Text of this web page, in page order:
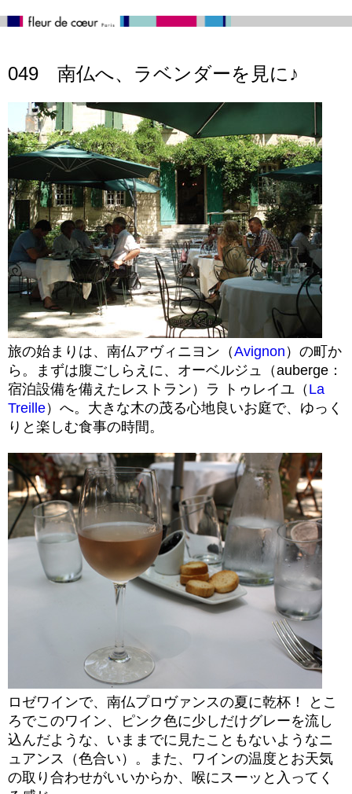
049 南仏へ、ラベンダーを見に♪
旅の始まりは、南仏アヴィニヨン（Avignon ）の町か
ら。まずは腹ごしらえに、オーベルジュ（auberge：
宿泊設備を備えたレストラン）ラ トゥレイユ（ La
Treille）へ。大きな木の茂る心地良いお庭で、ゆっく
りと楽しむ食事の時間。
ロゼワインで、南仏プロヴァンスの夏に乾杯！ とこ
ろでこのワイン、ピンク色に少しだけグレーを流し
込んだような、いままでに見たこともないようなニ
ュアンス（色合い）。また、ワインの温度とお天気
の取り合わせがいいからか、喉にスーッと入ってく